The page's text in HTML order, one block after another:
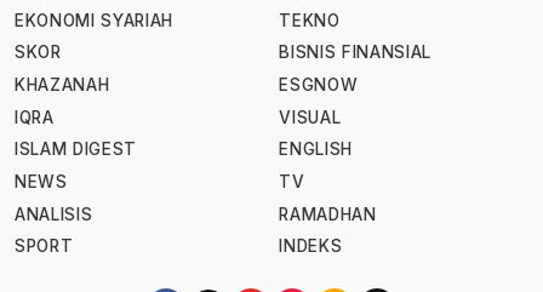
EKONOMI SYARIAH
SKOR
KHAZANAH
IQRA
ISLAM DIGEST
NEWS
ANALISIS
SPORT
TEKNO
BISNIS FINANSIAL
ESGNOW
VISUAL
ENGLISH
TV
RAMADHAN
INDEKS